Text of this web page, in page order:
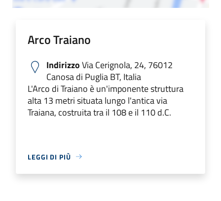
Arco Traiano
IndirizzoVia Cerignola, 24, 76012
Canosa di Puglia BT, Italia
L'Arco di Traiano è un'imponente struttura
alta 13 metri situata lungo l'antica via
Traiana, costruita tra il 108 e il 110 d.C.
LEGGI DI PIÙ